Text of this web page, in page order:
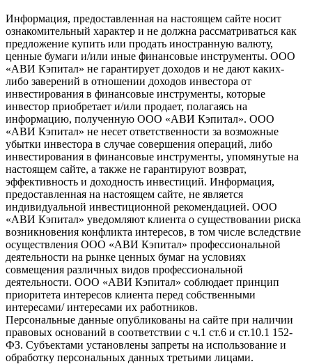
Информация, предоставленная на настоящем сайте носит
ознакомительный характер и не должна рассматриваться как
предложение купить или продать иностранную валюту,
ценные бумаги и/или иные финансовые инструменты. ООО
«АВИ Кэпитал» не гарантирует доходов и не дают каких-
либо заверений в отношении доходов инвестора от
инвестирования в финансовые инструменты, которые
инвестор приобретает и/или продает, полагаясь на
информацию, полученную ООО «АВИ Кэпитал». ООО
«АВИ Кэпитал» не несет ответственности за возможные
убытки инвестора в случае совершения операций, либо
инвестирования в финансовые инструменты, упомянутые на
настоящем сайте, а также не гарантируют возврат,
эффективность и доходность инвестиций. Информация,
предоставленная на настоящем сайте, не является
индивидуальной инвестиционной рекомендацией. ООО
«АВИ Кэпитал» уведомляют клиента о существовании риска
возникновения конфликта интересов, в том числе вследствие
осуществления ООО «АВИ Кэпитал» профессиональной
деятельности на рынке ценных бумаг на условиях
совмещения различных видов профессиональной
деятельности. ООО «АВИ Кэпитал» соблюдает принцип
приоритета интересов клиента перед собственными
интересами/ интересами их работников.
Персональные данные опубликованы на сайте при наличии
правовых оснований в соответствии с ч.1 ст.6 и ст.10.1 152-
ФЗ. Субъектами установлены запреты на использование и
обработку персональных данных третьими лицами.